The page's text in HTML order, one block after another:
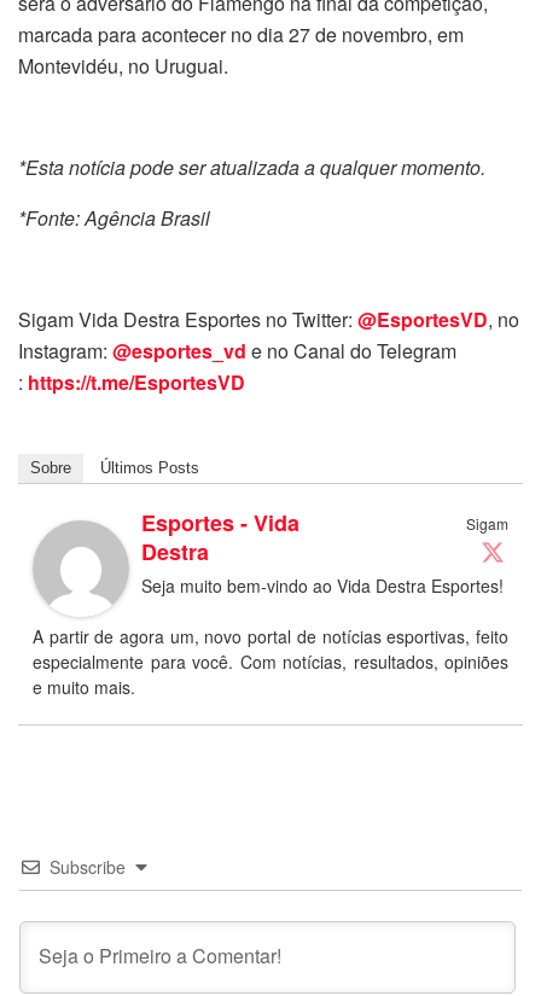
marcada para acontecer no dia 27 de novembro, em
Montevidéu, no Uruguai.
*Esta notícia pode ser atualizada a qualquer momento.
*Fonte: Agência Brasil
Sigam Vida Destra Esportes no Twitter: @EsportesVD, no
Instagram: @esportes_vd e no Canal do Telegram
: https://t.me/EsportesVD
Sobre Últimos Posts
Sigam
Esportes - Vida
Destra
Seja muito bem-vindo ao Vida Destra Esportes!
A partir de agora um, novo portal de notícias esportivas, feito
especialmente para você. Com notícias, resultados, opiniões
e muito mais.
Subscribe